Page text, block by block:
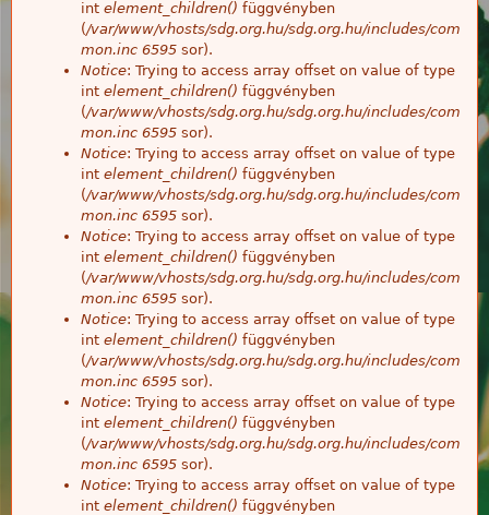
int element_children() függvényben
(/var/www/vhosts/sdg.org.hu/sdg.org.hu/includes/com
mon.inc 6595 sor).
Notice: Trying to access array offset on value of type
int element_children() függvényben
(/var/www/vhosts/sdg.org.hu/sdg.org.hu/includes/com
mon.inc 6595 sor).
Notice: Trying to access array offset on value of type
int element_children() függvényben
(/var/www/vhosts/sdg.org.hu/sdg.org.hu/includes/com
mon.inc 6595 sor).
Notice: Trying to access array offset on value of type
int element_children() függvényben
(/var/www/vhosts/sdg.org.hu/sdg.org.hu/includes/com
mon.inc 6595 sor).
Notice: Trying to access array offset on value of type
int element_children() függvényben
(/var/www/vhosts/sdg.org.hu/sdg.org.hu/includes/com
mon.inc 6595 sor).
Notice: Trying to access array offset on value of type
int element_children() függvényben
(/var/www/vhosts/sdg.org.hu/sdg.org.hu/includes/com
mon.inc 6595 sor).
Notice: Trying to access array offset on value of type
int element_children() függvényben